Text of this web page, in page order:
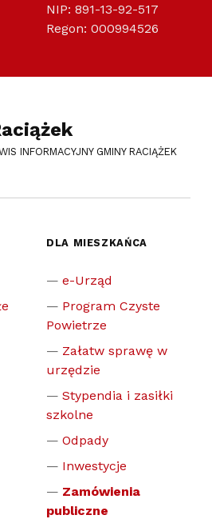
NIP: 891-13-92-517
Regon: 000994526
INFORMACYJNY GMINY RACIĄŻEK
DLA MIESZKAŃCA
e-Urząd
Program Czyste
Powietrze
Załatw sprawę w
urzędzie
Stypendia i zasiłki
szkolne
Odpady
Inwestycje
Zamówienia
publiczne